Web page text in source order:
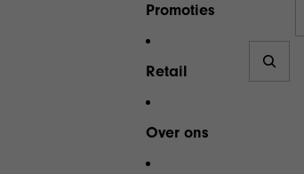
Promoties
Retail
Over ons